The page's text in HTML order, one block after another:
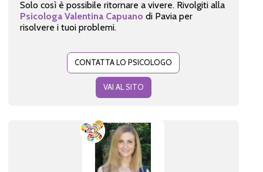
Solo così è possibile ritornare a vivere. Rivolgiti alla
Psicologa Valentina Capuano di Pavia per
risolvere i tuoi problemi.
CONTATTA LO PSICOLOGO
VAI AL SITO